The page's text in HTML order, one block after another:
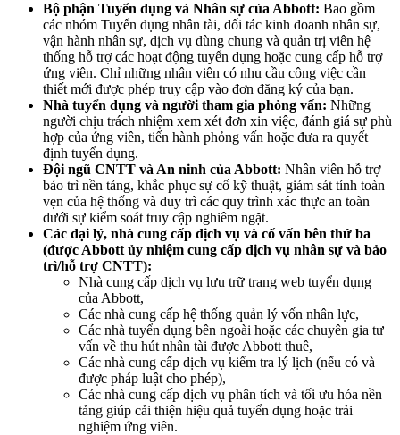
Bộ phận Tuyển dụng và Nhân sự của Abbott: Bao gồm
các nhóm Tuyển dụng nhân tài, đối tác kinh doanh nhân sự,
vận hành nhân sự, dịch vụ dùng chung và quản trị viên hệ
thống hỗ trợ các hoạt động tuyển dụng hoặc cung cấp hỗ trợ
ứng viên. Chỉ những nhân viên có nhu cầu công việc cần
thiết mới được phép truy cập vào đơn đăng ký của bạn.
Nhà tuyển dụng và người tham gia phỏng vấn: Những
người chịu trách nhiệm xem xét đơn xin việc, đánh giá sự phù
hợp của ứng viên, tiến hành phỏng vấn hoặc đưa ra quyết
định tuyển dụng.
Đội ngũ CNTT và An ninh của Abbott: Nhân viên hỗ trợ
bảo trì nền tảng, khắc phục sự cố kỹ thuật, giám sát tính toàn
vẹn của hệ thống và duy trì các quy trình xác thực an toàn
dưới sự kiểm soát truy cập nghiêm ngặt.
Các đại lý, nhà cung cấp dịch vụ và cố vấn bên thứ ba
(được Abbott ủy nhiệm cung cấp dịch vụ nhân sự và bảo
trì/hỗ trợ CNTT):
Nhà cung cấp dịch vụ lưu trữ trang web tuyển dụng
của Abbott,
Các nhà cung cấp hệ thống quản lý vốn nhân lực,
Các nhà tuyển dụng bên ngoài hoặc các chuyên gia tư
vấn về thu hút nhân tài được Abbott thuê,
Các nhà cung cấp dịch vụ kiểm tra lý lịch (nếu có và
được pháp luật cho phép),
Các nhà cung cấp dịch vụ phân tích và tối ưu hóa nền
tảng giúp cải thiện hiệu quả tuyển dụng hoặc trải
nghiệm ứng viên.